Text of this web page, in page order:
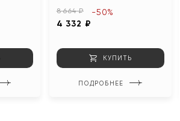
8 664 ₽
4 332 ₽
-50%
КУПИТЬ
ПОДРОБНЕЕ